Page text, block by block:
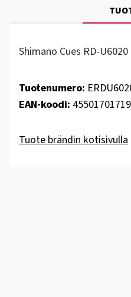
Shimano Cues RD-
Tuotenumero:
EAN-koodi:
Tuote brändin kotisivulla